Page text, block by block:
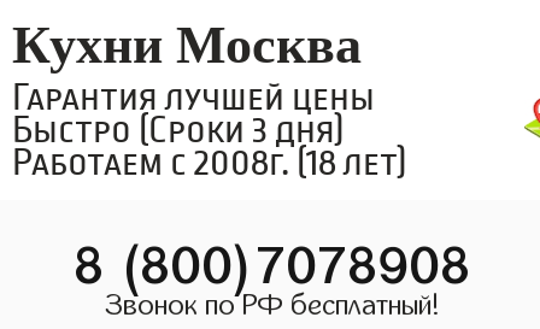
Кухни Москва
Гарантия лучшей цены
Быстро (Сроки 3 дня)
Работаем с 2008г. (18 лет)
8 (800)7078908
Звонок по РФ бесплатный!